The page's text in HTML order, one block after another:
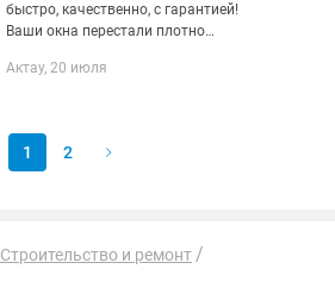
быстро, качественно, с гарантией!
Ваши окна перестали плотно
заедает или сломалась? Не спешите
Актау, 20 июля
1 2
Строительство и ремонт